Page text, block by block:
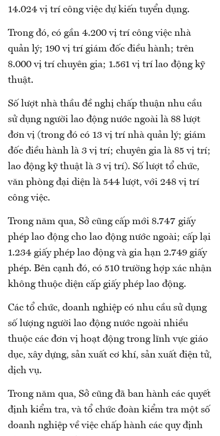
14.024 vị trí công việc dự kiến tuyển dụng.
Trong đó, có gần 4.200 vị trí công việc nhà
quản lý; 190 vị trí giám đốc điều hành; trên
8.000 vị trí chuyên gia; 1.561 vị trí lao động kỹ
thuật.
Số lượt nhà thầu đề nghị chấp thuận nhu cầu
sử dụng người lao động nước ngoài là 88 lượt
đơn vị (trong đó có 13 vị trí nhà quản lý; giám
đốc điều hành là 3 vị trí; chuyên gia là 85 vị trí;
lao động kỹ thuật là 3 vị trí). Số lượt tổ chức,
văn phòng đại diện là 544 lượt, với 248 vị trí
công việc.
Trong năm qua, Sở cũng cấp mới 8.747 giấy
phép lao động cho lao động nước ngoài; cấp lại
1.234 giấy phép lao động và gia hạn 2.749 giấy
phép. Bên cạnh đó, có 510 trường hợp xác nhận
không thuộc diện cấp giấy phép lao động.
Các tổ chức, doanh nghiệp có nhu cầu sử dụng
số lượng người lao động nước ngoài nhiều
thuộc các đơn vị hoạt động trong lĩnh vực giáo
dục, xây dựng, sản xuất cơ khí, sản xuất điện tử,
dịch vụ.
Trong năm qua, Sở cũng đã ban hành các quyết
định kiểm tra, và tổ chức đoàn kiểm tra một số
doanh nghiệp về việc chấp hành các quy định